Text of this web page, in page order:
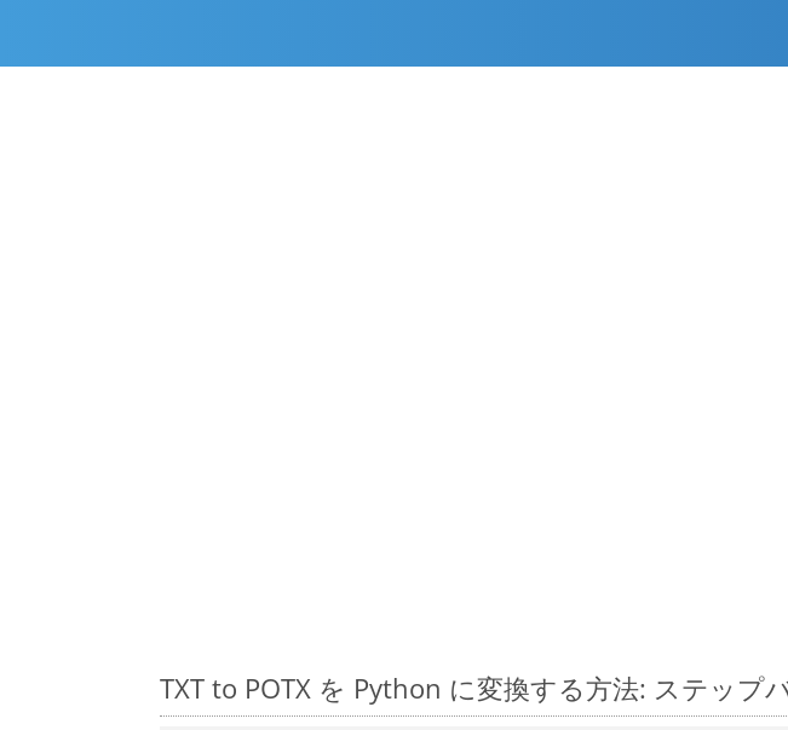
TXT to POTX を Python に変換する方法: ステップ